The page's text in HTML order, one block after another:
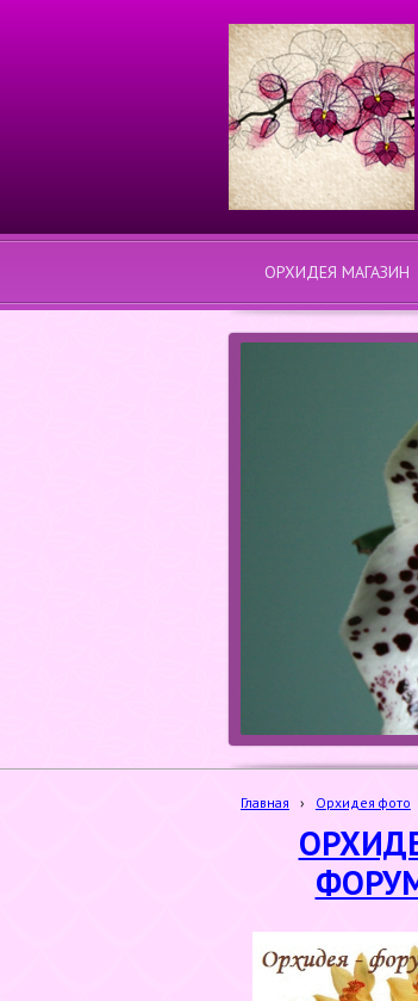
ОРХИДЕЯ МАГАЗИН
Главная › Орхидея фото